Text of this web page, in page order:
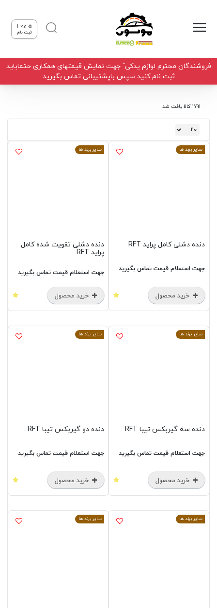
ورود |
ثبت نام
فروشندگان محترم لوازم یدکی" جهت نمایش قیمتهای همکاری حتماباید
ثبت نام کنید سپس باپشتیبانی تماس بگیرید
1791 کالا یافت شد
سایر برند ها
دنده دشلی کامل پراید RFT
جهت استعلام قیمت تماس بگیرید
خرید محصول
سایر برند ها
دنده دشلی تقویت شده کامل
پراید RFT
جهت استعلام قیمت تماس بگیرید
خرید محصول
سایر برند ها
دنده سه گیربکس تیبا RFT
جهت استعلام قیمت تماس بگیرید
خرید محصول
سایر برند ها
دنده دو گیربکس تیبا RFT
جهت استعلام قیمت تماس بگیرید
خرید محصول
سایر برند ها سایر برند ها